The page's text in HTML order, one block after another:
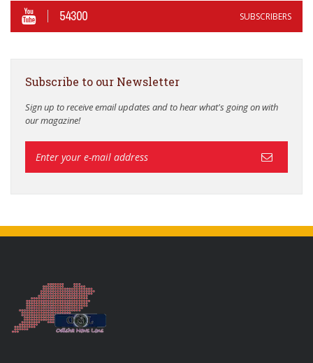
54300 SUBSCRIBERS
Subscribe to our Newsletter
Sign up to receive email updates and to hear what's going on with
our magazine!